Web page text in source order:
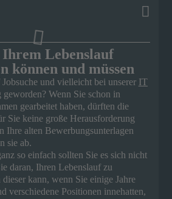
Ihrem Lebenslauf
können und müssen
und vielleicht bei unserer IT
Wenn Sie schon in
gearbeitet haben, dürften die
Sie keine große Herausforderung
Ihre alten Bewerbungsunterlagen
sie ab.
so einfach sollten Sie es sich nicht
daran, Ihren Lebenslauf zu
kann, wenn Sie einige Jahre
verschiedene Positionen innehatten,